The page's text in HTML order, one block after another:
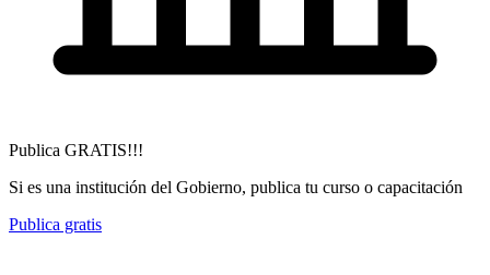
Publica GRATIS!!!
Si es una institución del Gobierno, publica tu curso o capacitación
Publica gratis